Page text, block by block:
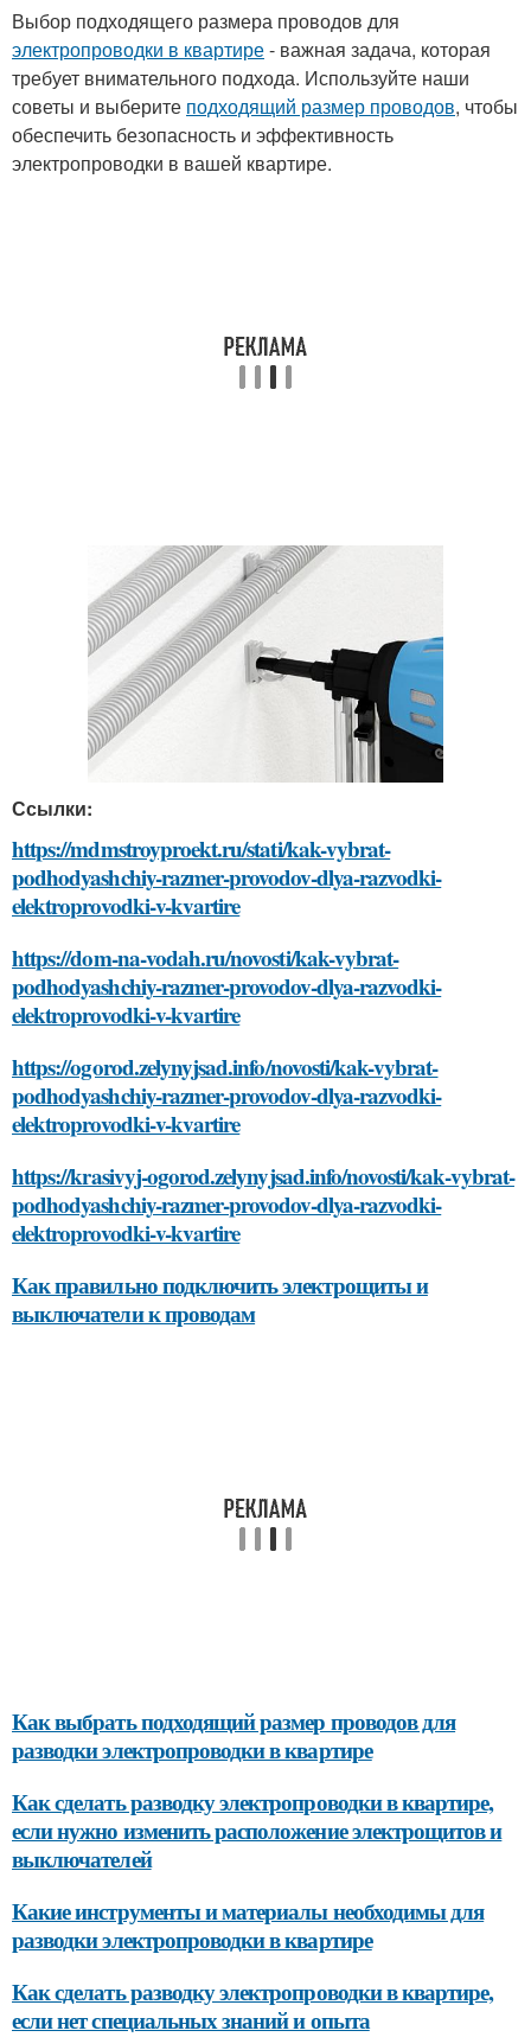
Выбор подходящего размера проводов для
электропроводки в квартире- важная задача, которая
требует внимательного подхода. Используйте наши
советы и выберите подходящий размер проводов, чтобы
обеспечить безопасность и эффективность
электропроводки в вашей квартире.
Ссылки:
https://mdmstroyproekt.ru/stati/kak-vybrat-
podhodyashchiy-razmer-provodov-dlya-razvodki-
elektroprovodki-v-kvartire
https://dom-na-vodah.ru/novosti/kak-vybrat-
podhodyashchiy-razmer-provodov-dlya-razvodki-
elektroprovodki-v-kvartire
https://ogorod.zelynyjsad.info/novosti/kak-vybrat-
podhodyashchiy-razmer-provodov-dlya-razvodki-
elektroprovodki-v-kvartire
https://krasivyj-ogorod.zelynyjsad.info/novosti/kak-vybrat-
podhodyashchiy-razmer-provodov-dlya-razvodki-
elektroprovodki-v-kvartire
Как правильно подключить электрощиты и
выключатели к проводам
Как выбрать подходящий размер проводов для
разводки электропроводки в квартире
Как сделать разводку электропроводки в квартире,
если нужно изменить расположение электрощитов и
выключателей
Какие инструменты и материалы необходимы для
разводки электропроводки в квартире
Как сделать разводку электропроводки в квартире,
если нет специальных знаний и опыта